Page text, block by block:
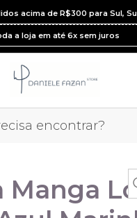
acima de R$300 para Sul,
a loja em até 6x sem juros
Manga